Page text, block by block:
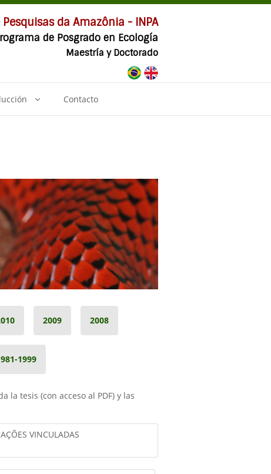
da Amazônia - INPA
de Posgrado en Ecología
Maestría y Doctorado
Contacto
2009 2008
1999
tesis (con acceso al PDF) y las
VINCULADAS